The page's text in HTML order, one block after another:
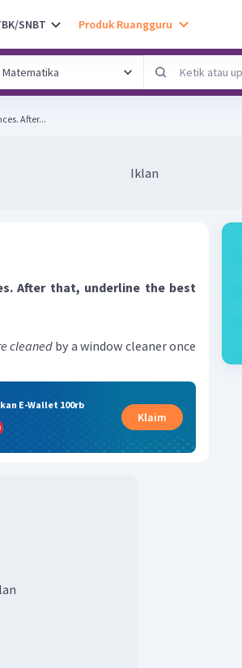
SNBT Produk Ruangguru
After...
Iklan
After that, underline the best
cleanedby a window cleaner once
E-Wallet 100rb
Klaim